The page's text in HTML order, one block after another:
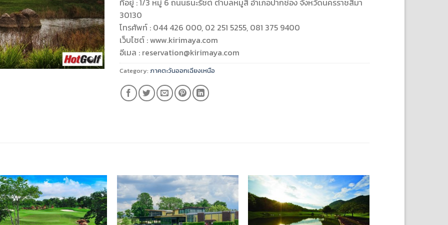
30130
โทรศัพท์ : 044 426 000, 02 251 5255, 081 375 9400
เว็บไซต์ : www.kirimaya.com
อีเมล : reservation@kirimaya.com
Category: ภาคตะวันออกเฉียงเหนือ